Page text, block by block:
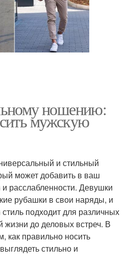
Рубашка на спортивное
Рубашки на работу
Джинсовая рубашка
Рубашка в деловом
стиле
ношению:
мужскую
и стильный
может добавить в ваш
и расслабленности. Девушки
рубашки в свои наряды, и
подходит для различных
жизни до деловых встреч. В
как правильно носить
стильно и